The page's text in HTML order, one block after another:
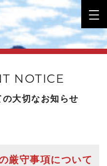
NOTICE
大切なお知らせ
厳守事項について